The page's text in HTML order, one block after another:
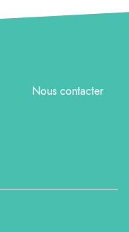
Nous contacter